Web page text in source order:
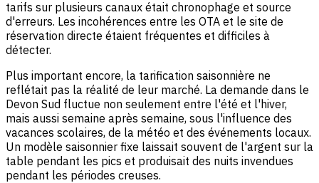
tarifs sur plusieurs canaux était chronophage et source
d'erreurs. Les incohérences entre les OTA et le site de
réservation directe étaient fréquentes et difficiles à
détecter.
Plus important encore, la tarification saisonnière ne
reflétait pas la réalité de leur marché. La demande dans le
Devon Sud fluctue non seulement entre l'été et l'hiver,
mais aussi semaine après semaine, sous l'influence des
vacances scolaires, de la météo et des événements locaux.
Un modèle saisonnier fixe laissait souvent de l'argent sur la
table pendant les pics et produisait des nuits invendues
pendant les périodes creuses.